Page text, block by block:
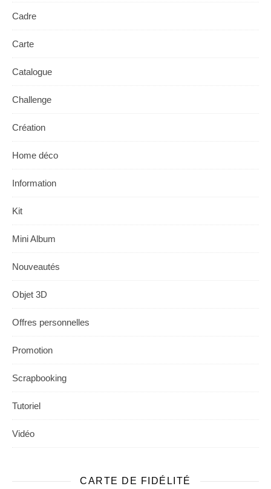
Cadre
Carte
Catalogue
Challenge
Création
Home déco
Information
Kit
Mini Album
Nouveautés
Objet 3D
Offres personnelles
Promotion
Scrapbooking
Tutoriel
Vidéo
CARTE DE FIDÉLITÉ